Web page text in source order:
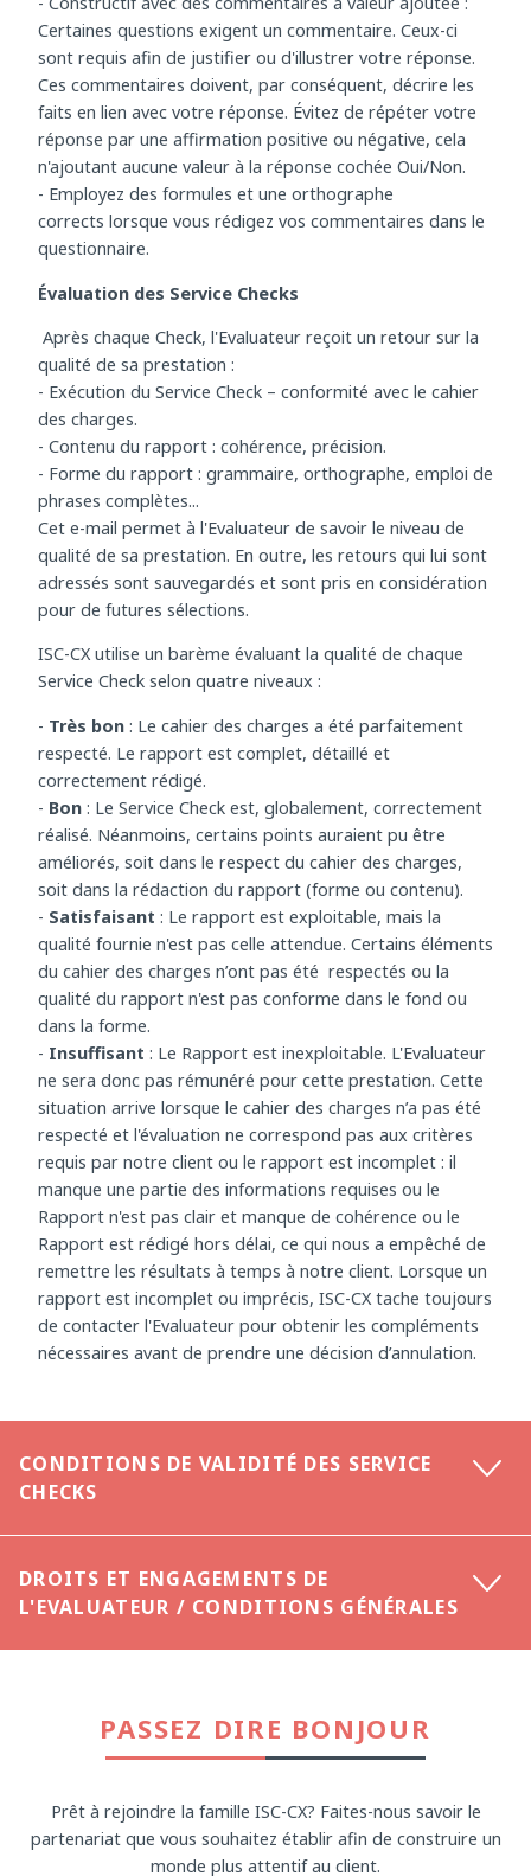
question, aucune ne doit être ignorée.
- Constructif avec des commentaires à valeur ajoutée :
Certaines questions exigent un commentaire. Ceux-ci
sont requis afin de justifier ou d'illustrer votre réponse.
Ces commentaires doivent, par conséquent, décrire les
faits en lien avec votre réponse. Évitez de répéter votre
réponse par une affirmation positive ou négative, cela
n'ajoutant aucune valeur à la réponse cochée Oui/Non.
- Employez des formules et une orthographe
corrects lorsque vous rédigez vos commentaires dans le
questionnaire.
Évaluation des Service Checks
Après chaque Check, l'Evaluateur reçoit un retour sur la
qualité de sa prestation :
- Exécution du Service Check – conformité avec le cahier
des charges.
- Contenu du rapport : cohérence, précision.
- Forme du rapport : grammaire, orthographe, emploi de
phrases complètes...
Cet e-mail permet à l'Evaluateur de savoir le niveau de
qualité de sa prestation. En outre, les retours qui lui sont
adressés sont sauvegardés et sont pris en considération
pour de futures sélections.
ISC-CX utilise un barème évaluant la qualité de chaque
Service Check selon quatre niveaux :
- Très bon: Le cahier des charges a été parfaitement
respecté. Le rapport est complet, détaillé et
correctement rédigé.
- Bon: Le Service Check est, globalement, correctement
réalisé. Néanmoins, certains points auraient pu être
améliorés, soit dans le respect du cahier des charges,
soit dans la rédaction du rapport (forme ou contenu).
- Satisfaisant : Le rapport est exploitable, mais la
qualité fournie n'est pas celle attendue. Certains éléments
du cahier des charges n’ont pas été respectés ou la
qualité du rapport n'est pas conforme dans le fond ou
dans la forme.
- Insuffisant : Le Rapport est inexploitable. L'Evaluateur
ne sera donc pas rémunéré pour cette prestation. Cette
situation arrive lorsque le cahier des charges n’a pas été
respecté et l'évaluation ne correspond pas aux critères
requis par notre client ou le rapport est incomplet : il
manque une partie des informations requises ou le
Rapport n'est pas clair et manque de cohérence ou le
Rapport est rédigé hors délai, ce qui nous a empêché de
remettre les résultats à temps à notre client. Lorsque un
rapport est incomplet ou imprécis, ISC-CX tache toujours
de contacter l'Evaluateur pour obtenir les compléments
CONDITIONS DE VALIDITÉ DES SERVICE
CHECKS
DROITS ET ENGAGEMENTS DE
L'EVALUATEUR / CONDITIONS GÉNÉRALES
PASSEZ DIRE BONJOUR
Prêt à rejoindre la famille ISC-CX? Faites-nous savoir le